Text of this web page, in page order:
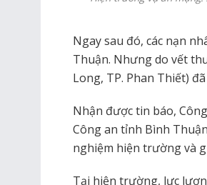
Ngay sau đó, các nạn
Thuận. Nhưng do vết
Long, TP. Phan Thiết)
Nhận được tin báo,
Công an tỉnh Bình
nghiệm hiện trường và
Tại hiện trường, lực